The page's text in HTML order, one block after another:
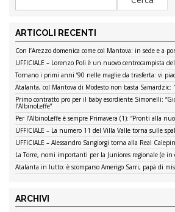
ARTICOLI RECENTI
Con l’Arezzo domenica come col Mantova: in sede e a
UFFICIALE – Lorenzo Poli è un nuovo centrocampista
Tornano i primi anni ’90 nelle maglie da trasferta: vi
Atalanta, col Mantova di Modesto non basta Samardzic:
Primo contratto pro per il baby esordiente Simonelli:
l’AlbinoLeffe”
Per l’AlbinoLeffe è sempre Primavera (1): “Pronti alla
UFFICIALE – La numero 11 del Villa Valle torna sulle
UFFICIALE – Alessandro Sangiorgi torna alla Real
La Torre, nomi importanti per la Juniores regionale (e in
Atalanta in lutto: è scomparso Amerigo Sarri, papà di
ARCHIVI